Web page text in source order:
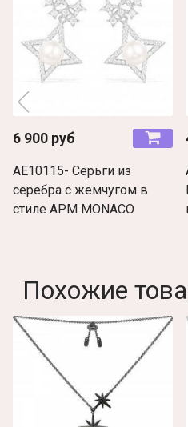
6 900 руб
AE10115- Серьги из
серебра с жемчугом в
стиле APM MONACO
Похожие